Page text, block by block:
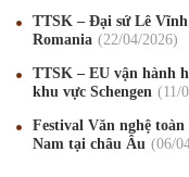
TTSK – Đại sứ Lê
Romania
22/04/2026
TTSK – EU vận hành
khu vực Schengen
11/
Festival Văn nghệ
Nam tại châu Âu
06/
Chúc mừng Giáng sinh
Mừng Xuân Kỷ Hợi
Mừng Xuân Bính Ngọ